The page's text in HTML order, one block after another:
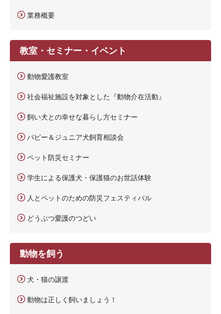
業務概要
教室・セミナー・イベント
動物愛護教室
社会福祉施設を対象とした『動物介在活動』
飼い犬との幸せな暮らし方セミナー
パピー＆ジュニア犬飼育相談会
ペット防災セミナー
学生による保護犬・保護猫のお世話体験
人とペットのための防災フェスティバル
どうぶつ愛護のつどい
動物を飼う
犬・猫の譲渡
動物は正しく飼いましょう！